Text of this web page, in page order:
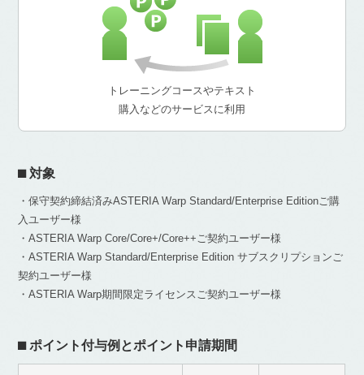
トレーニングコースやテキスト
購入などのサービスに利用
⬛︎ 対象
・保守契約締結済みASTERIA Warp Standard/Enterprise Editionご購
入ユーザー様
・ASTERIA Warp Core/Core+/Core++ご契約ユーザー様
・ASTERIA Warp Standard/Enterprise Edition サブスクリプションご
契約ユーザー様
・ASTERIA Warp期間限定ライセンスご契約ユーザー様
⬛︎ ポイント付与例とポイント申請期間